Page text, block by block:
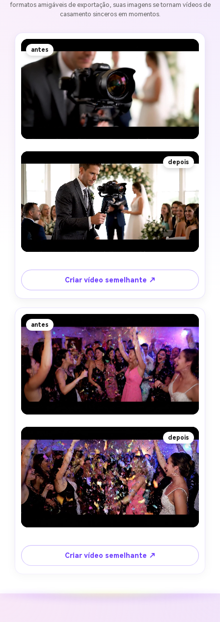
formatos amigáveis de exportação, suas imagens se tornam vídeos de
casamento sinceros em momentos.
antes
depois
Criar vídeo semelhante ↗
antes
depois
Criar vídeo semelhante ↗